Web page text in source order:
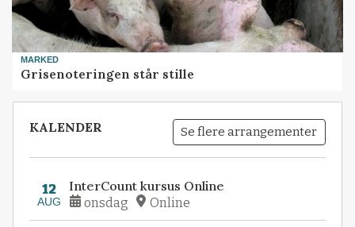
MARKED
Grisenoteringen står stille
KALENDER Se flere arrangementer
12
AUG
InterCount kursus Online
onsdag Online